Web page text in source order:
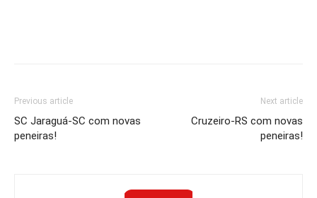
Previous article
SC Jaraguá-SC com novas
peneiras!
Next article
Cruzeiro-RS com novas
peneiras!